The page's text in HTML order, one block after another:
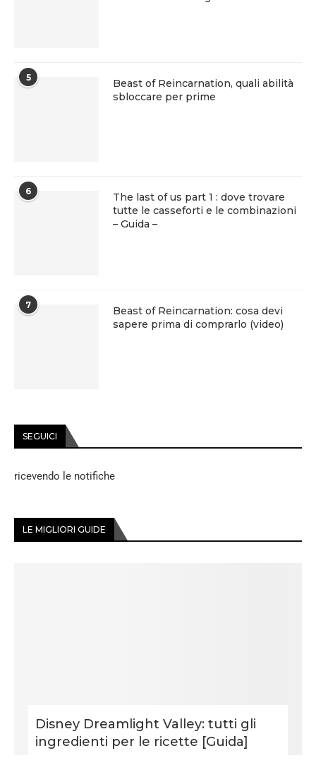
5
Beast of Reincarnation, quali abilità
sbloccare per prime
6
The last of us part 1 : dove trovare
tutte le casseforti e le combinazioni
– Guida –
7
Beast of Reincarnation: cosa devi
sapere prima di comprarlo (video)
SEGUICI
ricevendo le notifiche
LE MIGLIORI GUIDE
Disney Dreamlight Valley: tutti gli
ingredienti per le ricette [Guida]